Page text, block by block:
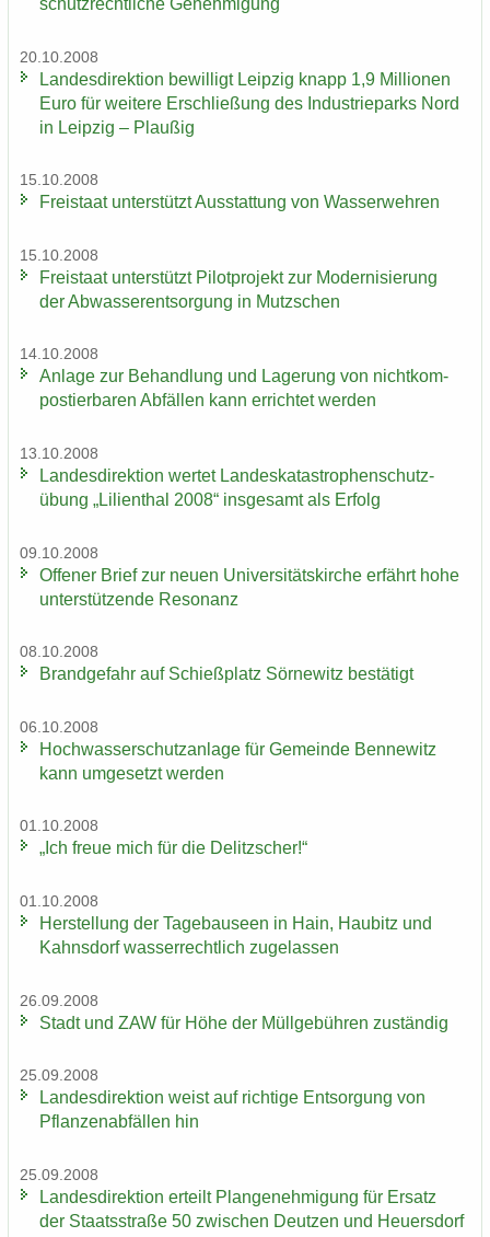
schutz­recht­li­che Ge­neh­mi­gung
20.10.2008
Lan­des­di­rek­ti­on be­wil­ligt Leip­zig knapp 1,9 Mil­lio­nen
Euro für wei­te­re Er­schlie­ßung des In­dus­trie­parks Nord
in Leip­zig – Plau­ßig
15.10.2008
Frei­staat un­ter­stützt Aus­stat­tung von Was­ser­weh­ren
15.10.2008
Frei­staat un­ter­stützt Pi­lot­pro­jekt zur Mo­der­ni­sie­rung
der Ab­was­ser­ent­sor­gung in Mutz­schen
14.10.2008
An­la­ge zur Be­hand­lung und La­ge­rung von nicht­kom­
pos­tier­ba­ren Ab­fäl­len kann er­rich­tet wer­den
13.10.2008
Lan­des­di­rek­ti­on wer­tet Lan­des­ka­ta­stro­phen­schutz­
übung „Li­li­en­thal 2008“ ins­ge­samt als Er­folg
09.10.2008
Of­fe­ner Brief zur neuen Uni­ver­si­täts­kir­che er­fährt hohe
un­ter­stüt­zen­de Re­so­nanz
08.10.2008
Brand­ge­fahr auf Schieß­platz Sör­ne­witz be­stä­tigt
06.10.2008
Hoch­was­ser­schutz­an­la­ge für Ge­mein­de Ben­ne­witz
kann um­ge­setzt wer­den
01.10.2008
„Ich freue mich für die De­litz­scher!“
01.10.2008
Her­stel­lung der Ta­ge­bau­se­en in Hain, Hau­bitz und
Kahns­dorf was­ser­recht­lich zu­ge­las­sen
26.09.2008
Stadt und ZAW für Höhe der Müll­ge­büh­ren zu­stän­dig
25.09.2008
Lan­des­di­rek­ti­on weist auf rich­ti­ge Ent­sor­gung von
Pflan­zen­ab­fäl­len hin
25.09.2008
Lan­des­di­rek­ti­on er­teilt Plan­ge­neh­mi­gung für Er­satz
der Staats­stra­ße 50 zwi­schen Deut­zen und Heu­ers­dorf